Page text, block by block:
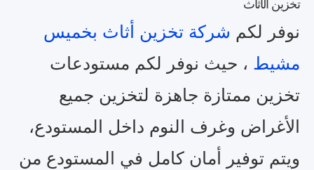
نوفر لكم شركة تخزين أثاث بخميس
مشيط، حيث نوفر لكم مستودعات
تخزين ممتازة جاهزة لتخزين جميع
الأغراض وغرف النوم داخل المستودع،
ويتم توفير أمان كامل في المستودع من